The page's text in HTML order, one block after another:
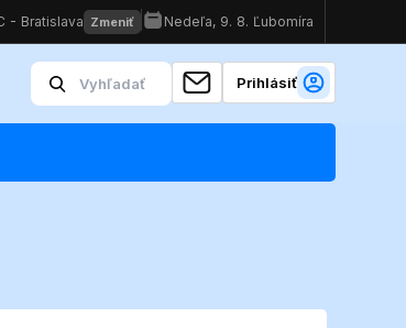
Prihlásiť